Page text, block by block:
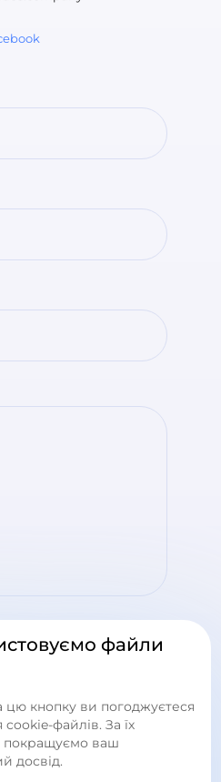
офертита
файли
цю кнопку ви погоджуєтеся
файлів. За їх
ваш
досвід.